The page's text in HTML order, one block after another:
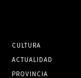
CULTURA
ACTUALIDAD
PROVINCIA